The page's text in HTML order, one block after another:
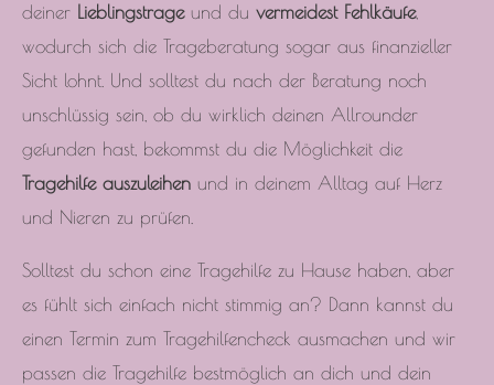
deiner Lieblingstrageund du vermeidest Fehlkäufe,
wodurch sich die Trageberatung sogar aus finanzieller
Sicht lohnt. Und solltest du nach der Beratung noch
unschlüssig sein, ob du wirklich deinen Allrounder
gefunden hast, bekommst du die Möglichkeit die
Tragehilfe auszuleihen und in deinem Alltag auf Herz
und Nieren zu prüfen.
Solltest du schon eine Tragehilfe zu Hause haben, aber
es fühlt sich einfach nicht stimmig an? Dann kannst du
einen Termin zum Tragehilfencheck ausmachen und wir
passen die Tragehilfe bestmöglich an dich und dein